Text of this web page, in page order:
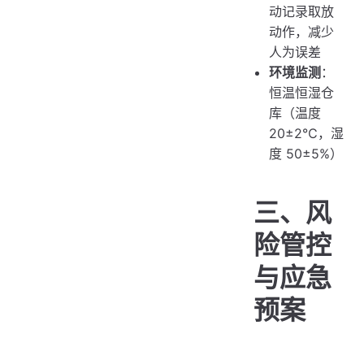
动记录取放
动作，减少
人为误差
环境监测 ：
恒温恒湿仓
库（温度
20±2℃，湿
度 50±5%）
三、风
险管控
与应急
预案